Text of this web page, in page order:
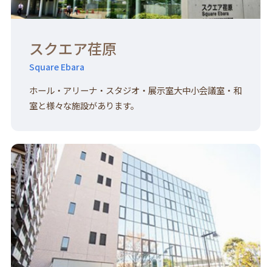
スクエア荏原
Square Ebara
ホール・アリーナ・スタジオ・展示室大中小会議室・和
室と様々な施設があります。